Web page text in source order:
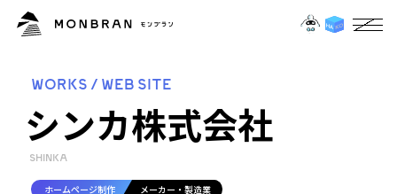
WORKS / WEB SITE
シンカ株式会社
SHINKA
ホームページ制作 メーカー・製造業